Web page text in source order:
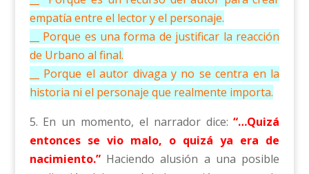
empatía entre el lector y el personaje.
__ Porque es una forma de justificar la reacción
de Urbano al final.
__ Porque el autor divaga y no se centra en la
historia ni el personaje que realmente importa.
5. En un momento, el narrador dice:“…Quizá
entonces se vio malo, o quizá ya era de
nacimiento.”Haciendo alusión a una posible